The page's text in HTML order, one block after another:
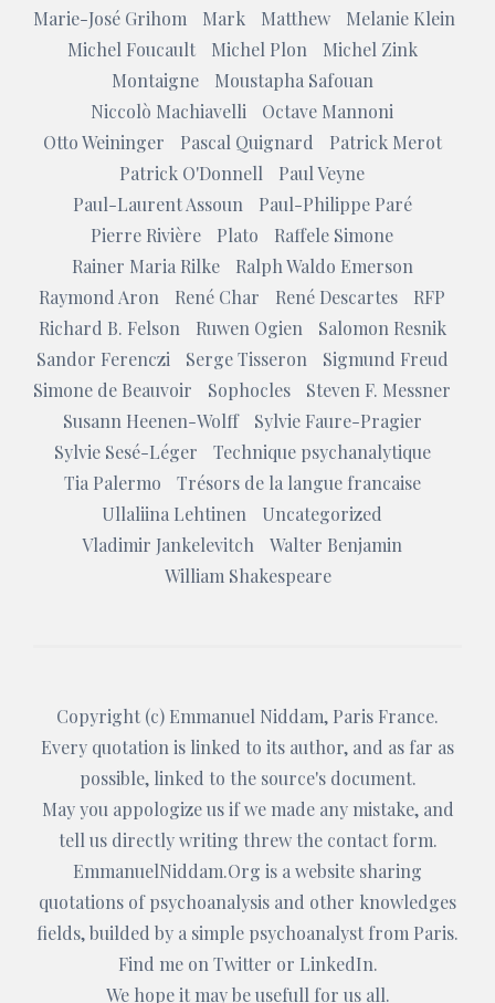
Marie-José Grihom
Mark Matthew
Melanie Klein
Michel Foucault
Michel Plon
Michel Zink
Montaigne
Moustapha Safouan
Niccolò Machiavelli
Octave Mannoni
Otto Weininger
Pascal Quignard
Patrick Merot
Patrick O'Donnell
Paul Veyne
Paul-Laurent Assoun
Paul-Philippe Paré
Pierre Rivière
Plato
Raffele Simone
Rainer Maria Rilke
Ralph Waldo Emerson
Raymond Aron
René Char René Descartes
RFP
Richard B. Felson
Ruwen Ogien
Salomon Resnik
Sandor Ferenczi
Serge Tisseron
Sigmund Freud
Simone de Beauvoir
Sophocles
Steven F. Messner
Susann Heenen-Wolff
Sylvie Faure-Pragier
Sylvie Sesé-Léger
Technique psychanalytique
Tia Palermo
Trésors de la langue francaise
Ullaliina Lehtinen
Uncategorized
Vladimir Jankelevitch
Walter Benjamin
William Shakespeare
Copyright (c) Emmanuel Niddam, Paris France.
Every quotation is linked to its author, and as far as
possible, linked to the source's document.
May you appologize us if we made any mistake, and
tell us directly writing threw the contact form.
EmmanuelNiddam.Org is a website sharing
quotations of psychoanalysis and other knowledges
fields, builded by a simple psychoanalyst from Paris.
Find me on Twitter or LinkedIn.
We hope it may be usefull for us all.